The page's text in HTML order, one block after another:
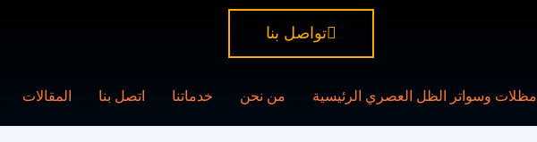
تواصل بنا
مظلات وسواتر الظل العصري الرئيسية من نحن خدماتنا اتصل بنا المقالات